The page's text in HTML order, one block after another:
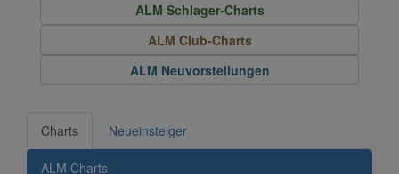
ALM Schlager-Charts
ALM Club-Charts
ALM Neuvorstellungen
Charts Neueinsteiger
ALM Charts